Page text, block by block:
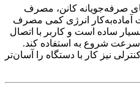
صرفه‌جویانه کانن، مصرف
آماده‌به‌کار انرژی کمی مصرف
ساده است و کاربر با اتصال
شروع به استفاده کند.
نیز کار با دستگاه را آسان‌تر